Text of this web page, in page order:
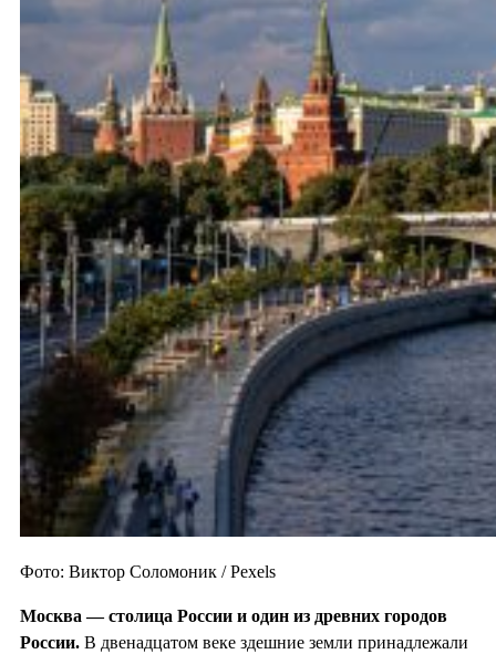
Фото: Виктор Соломоник / Pexels
Москва — столица России и один из древних городов
России. В двенадцатом веке здешние земли принадлежали